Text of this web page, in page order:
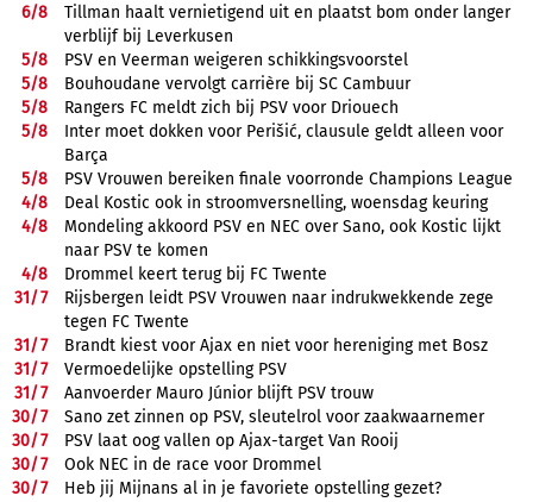
6/8
Tillman haalt vernietigend uit en plaatst bom onder langer
verblijf bij Leverkusen
5/8
PSV en Veerman weigeren schikkingsvoorstel
5/8
Bouhoudane vervolgt carrière bij SC Cambuur
5/8
Rangers FC meldt zich bij PSV voor Driouech
5/8
Inter moet dokken voor Perišić, clausule geldt alleen voor
Barça
5/8
PSV Vrouwen bereiken finale voorronde Champions League
4/8
Deal Kostic ook in stroomversnelling, woensdag keuring
4/8
Mondeling akkoord PSV en NEC over Sano, ook Kostic lijkt
naar PSV te komen
4/8
Drommel keert terug bij FC Twente
31/7
Rijsbergen leidt PSV Vrouwen naar indrukwekkende zege
tegen FC Twente
31/7
Brandt kiest voor Ajax en niet voor hereniging met Bosz
31/7
Vermoedelijke opstelling PSV
31/7
Aanvoerder Mauro Júnior blijft PSV trouw
30/7
Sano zet zinnen op PSV, sleutelrol voor zaakwaarnemer
30/7
PSV laat oog vallen op Ajax-target Van Rooij
30/7
Ook NEC in de race voor Drommel
30/7 Heb jij Mijnans al in je favoriete opstelling gezet?